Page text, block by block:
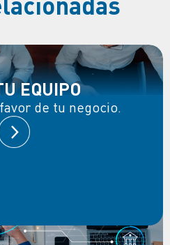
EQUIPO
de tu negocio.